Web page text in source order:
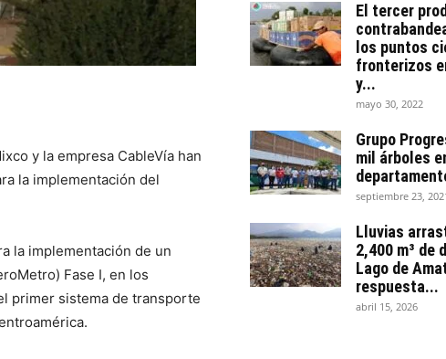
y la empresa CableVía han
la implementación del
la implementación de un
Fase I, en los
primer sistema de transporte
El tercer
los puntos
fronterizos
y...
mayo 30, 2022
Grupo
mil árboles
septiembre 23,
Lluvias
2,400 m³ de
Lago de
respuesta...
abril 15, 2026